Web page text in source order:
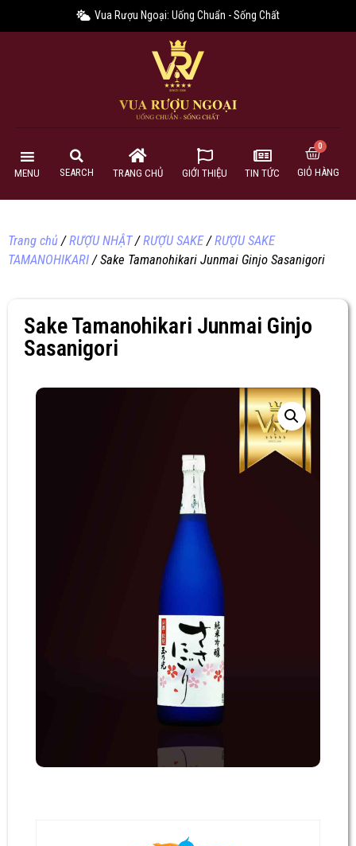
Vua Rượu Ngoại: Uống Chuẩn - Sống Chất
MENU SEARCH TRANG CHỦ GIỚI THIỆU TIN TỨC GIỎ HÀNG
Trang chủ/RƯỢU NHẬT/RƯỢU SAKE/RƯỢU SAKE
TAMANOHIKARI/ Sake Tamanohikari Junmai Ginjo Sasanigori
Sake Tamanohikari Junmai Ginjo
Sasanigori